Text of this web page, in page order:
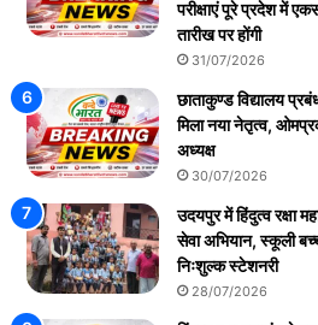
परीक्षाएं पूरे प्रदेश में
तारीख पर होंगी
31/07/2026
छाताकुण्ड विद्यालय
मिला नया नेतृत्व,
अध्यक्ष
30/07/2026
उदयपुर में हिंदुत्व रक्षा
सेवा अभियान, स्कूली
निःशुल्क स्टेशनरी
28/07/2026